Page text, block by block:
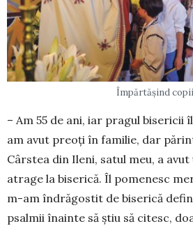
Împărtășind
– Am 55 de ani, iar pragul bisericii
am avut preoți în familie, dar
Cârstea din Ileni, satul meu, a avut
atrage la biserică. Îl pomenesc
m-am îndrăgostit de biserică
psalmii înainte să știu să citesc,